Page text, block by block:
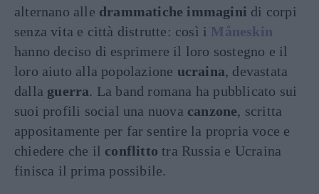
alternano alle drammatiche immagini di corpi
senza vita e città distrutte: così i Måneskin
hanno deciso di esprimere il loro sostegno e il
loro aiuto alla popolazione ucraina, devastata
dalla guerra. La band romana ha pubblicato sui
suoi profili social una nuova canzone, scritta
appositamente per far sentire la propria voce e
chiedere che il conflitto tra Russia e Ucraina
finisca il prima possibile.